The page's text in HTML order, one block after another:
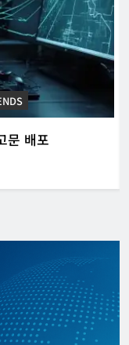
문 배포